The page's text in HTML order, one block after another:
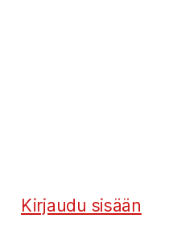
Kirjaudu sisään